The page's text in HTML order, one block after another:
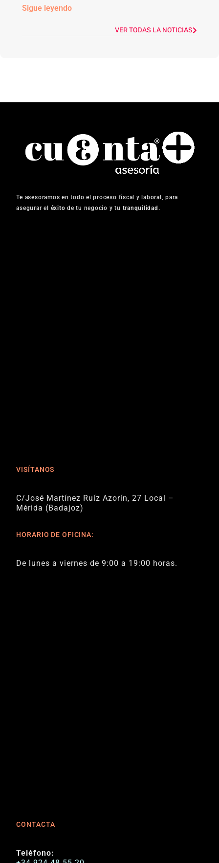
Sigue leyendo
VER TODAS LA NOTICIAS
Te asesoramos en todo el proceso fiscal y laboral, para
asegurar el éxito de tu negocio y tu tranquilidad.
VISÍTANOS
C/José Martínez Ruíz Azorín, 27 Local –
Mérida (Badajoz)
HORARIO DE OFICINA:
De lunes a viernes de 9:00 a 19:00 horas.
CONTACTA
Teléfono: